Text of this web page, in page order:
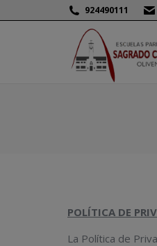
924490111
POLÍTICA DE
La Política de